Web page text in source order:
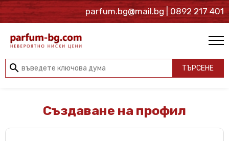
parfum.bg@mail.bg | 0892 217 401
search ТЪРСЕНЕ
Създаване на профил